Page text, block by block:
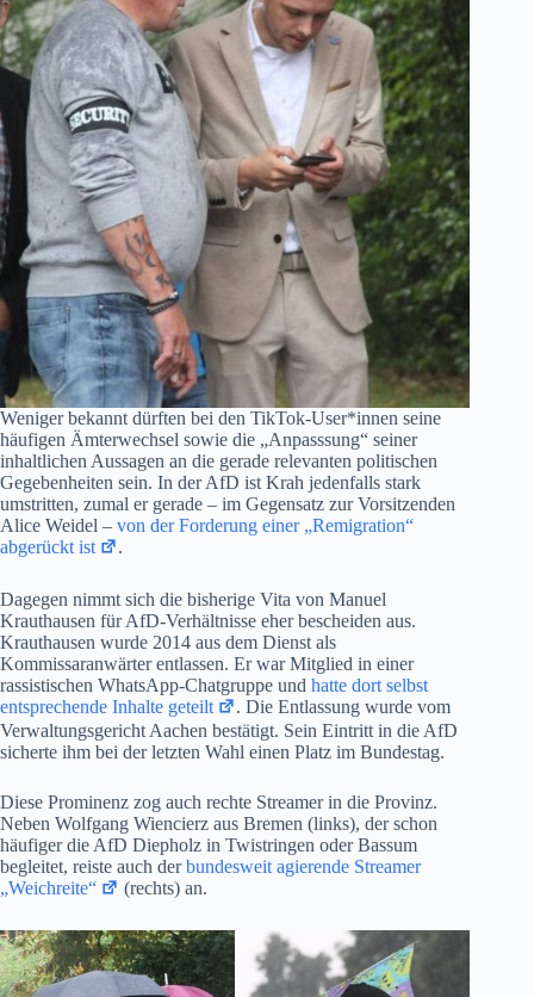
Weniger bekannt dürften bei den TikTok-User*innen seine
häufigen Ämterwechsel sowie die „Anpasssung“ seiner
inhaltlichen Aussagen an die gerade relevanten politischen
Gegebenheiten sein. In der AfD ist Krah jedenfalls stark
umstritten, zumal er gerade – im Gegensatz zur Vorsitzenden
Alice Weidel – von der Forderung einer „Remigration“
abgerückt ist
.
Dagegen nimmt sich die bisherige Vita von Manuel
Krauthausen für AfD-Verhältnisse eher bescheiden aus.
Krauthausen wurde 2014 aus dem Dienst als
Kommissaranwärter entlassen. Er war Mitglied in einer
rassistischen WhatsApp-Chatgruppe und hatte dort selbst
entsprechende Inhalte geteilt
. Die Entlassung wurde vom
Verwaltungsgericht Aachen bestätigt. Sein Eintritt in die AfD
sicherte ihm bei der letzten Wahl einen Platz im Bundestag.
Diese Prominenz zog auch rechte Streamer in die Provinz.
Neben Wolfgang Wiencierz aus Bremen (links), der schon
häufiger die AfD Diepholz in Twistringen oder Bassum
begleitet, reiste auch derbundesweit agierende Streamer
„Weichreite“
(rechts) an.